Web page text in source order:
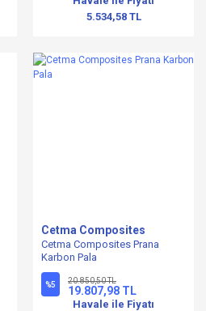
5.534,58 TL
Cetma Composites
Cetma Composites Prana
Karbon Pala
%5 20.850,50 TL
19.807,98 TL
Havale ile Fiyatı